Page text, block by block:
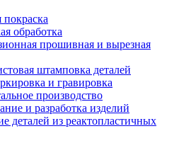
обработка
прошивная и вырезная
штамповка деталей
и гравировка
производство
и разработка изделий
деталей из реактопластичных